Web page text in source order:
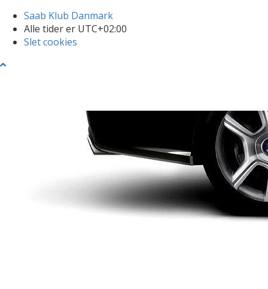
Saab Klub Danmark
Alle tider er UTC+02:00
Slet cookies